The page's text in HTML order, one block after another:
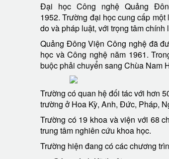
Đại học Công nghệ Quảng
1952. Trường đại học cung cấp
do và pháp luật, với trọng tâm chính
Quảng Đông Viện Công nghệ đã
học và Công nghệ năm 1961.
buộc phải chuyển sang Chùa Nam
Trường có quan hệ đối tác với hơn
trường ở Hoa Kỳ, Anh, Đức, Pháp,
Trường có 19 khoa và viện với 68
trung tâm nghiên cứu khoa học.
Trường hiện đang có các chương